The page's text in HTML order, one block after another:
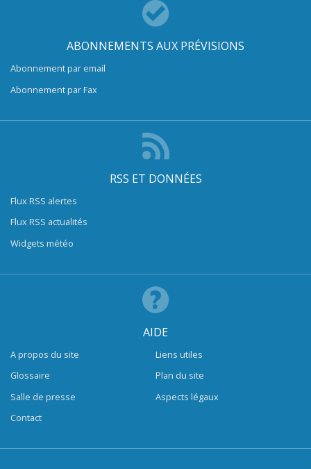
ABONNEMENTS AUX PRÉVISIONS
Abonnement par email
Abonnement par Fax
RSS ET DONNÉES
Flux RSS alertes
Flux RSS actualités
Widgets météo
AIDE
A propos du site
Glossaire
Salle de presse
Contact
Liens utiles
Plan du site
Aspects légaux